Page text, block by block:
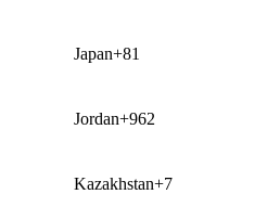
Japan+81
Jordan+962
Kazakhstan+7